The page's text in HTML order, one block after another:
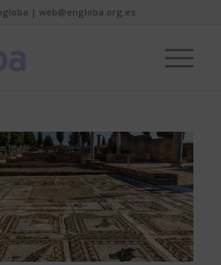
| web@engloba.org.es